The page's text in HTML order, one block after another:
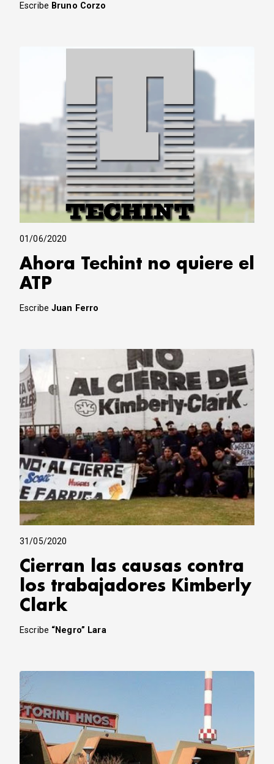
Escribe Bruno Corzo
01/06/2020
Ahora Techint no quiere el
ATP
EscribeJuan Ferro
31/05/2020
Cierran las causas contra
los trabajadores Kimberly
Clark
Escribe “Negro” Lara